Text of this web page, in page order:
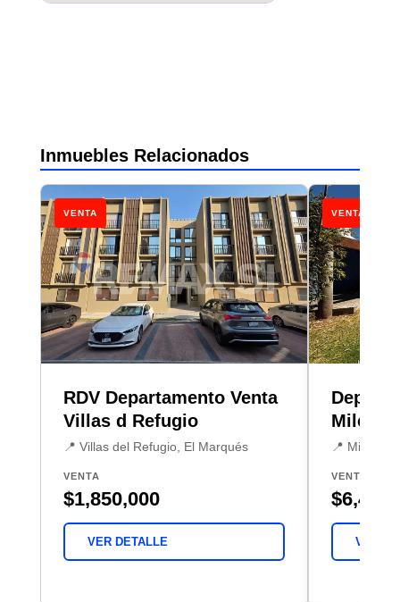
Inmuebles Relacionados
VENTA
RDV Departamento Venta
Villas d Refugio
📍 Villas del Refugio, El Marqués
VENTA
$1,850,000
VER DETALLE
VENTA
Milenio
📍 Milenio
VENTA
VER